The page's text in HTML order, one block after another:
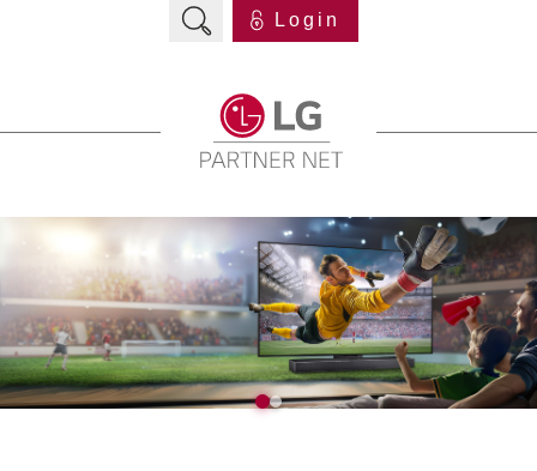
Login